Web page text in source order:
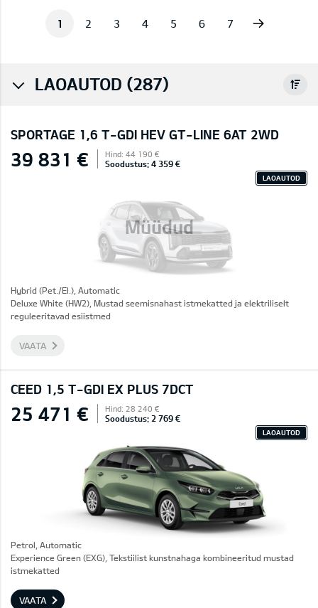
1 2 3 4 5 6 7
LAOAUTOD (287)
SPORTAGE 1,6 T-GDI HEV GT-LINE 6AT 2WD
Müüdud
39 831 € Hind: 44 190 €
Soodustus: 4 359 €
LAOAUTOD
Hybrid (Pet./El.), Automatic
Deluxe White (HW2), Mustad seemisnahast istmekatted ja elektriliselt
reguleeritavad esiistmed
VAATA
CEED 1,5 T-GDI EX PLUS 7DCT
25 471 € Hind: 28 240 €
Soodustus: 2 769 €
LAOAUTOD
Petrol, Automatic
Experience Green (EXG), Tekstiilist kunstnahaga kombineeritud mustad
istmekatted
VAATA